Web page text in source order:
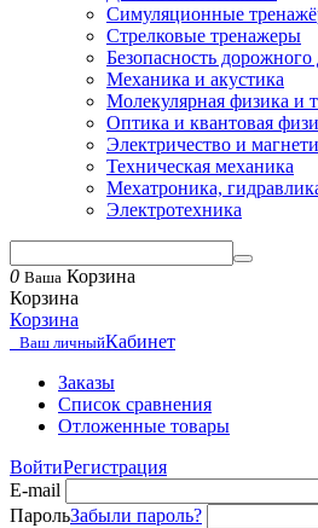
Симуляционные
Стрелковые тренажеры
Безопасность
Механика и акустика
Молекулярная физика и
Оптика и квантовая
Электричество и
Техническая механика
Мехатроника,
Электротехника
0 Ваша Корзина
Корзина
Корзина
Ваш личныйКабинет
Заказы
Список сравнения
Отложенные товары
ВойтиРегистрация
E-mail
ПарольЗабыли пароль?